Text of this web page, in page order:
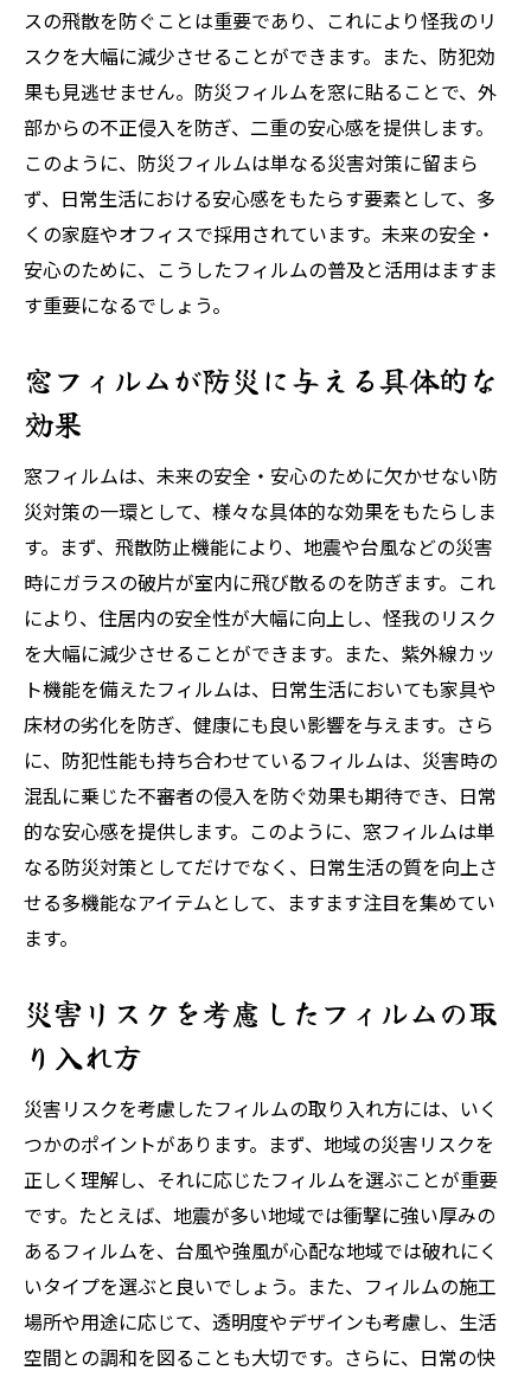
スの飛散を防ぐことは重要であり、これにより怪我のリ
スクを大幅に減少させることができます。また、防犯効
果も見逃せません。防災フィルムを窓に貼ることで、外
部からの不正侵入を防ぎ、二重の安心感を提供します。
このように、防災フィルムは単なる災害対策に留まら
ず、日常生活における安心感をもたらす要素として、多
くの家庭やオフィスで採用されています。未来の安全・
安心のために、こうしたフィルムの普及と活用はますま
す重要になるでしょう。
窓フィルムが防災に与える具体的な
効果
窓フィルムは、未来の安全・安心のために欠かせない防
災対策の一環として、様々な具体的な効果をもたらしま
す。まず、飛散防止機能により、地震や台風などの災害
時にガラスの破片が室内に飛び散るのを防ぎます。これ
により、住居内の安全性が大幅に向上し、怪我のリスク
を大幅に減少させることができます。また、紫外線カッ
ト機能を備えたフィルムは、日常生活においても家具や
床材の劣化を防ぎ、健康にも良い影響を与えます。さら
に、防犯性能も持ち合わせているフィルムは、災害時の
混乱に乗じた不審者の侵入を防ぐ効果も期待でき、日常
的な安心感を提供します。このように、窓フィルムは単
なる防災対策としてだけでなく、日常生活の質を向上さ
せる多機能なアイテムとして、ますます注目を集めてい
ます。
災害リスクを考慮したフィルムの取
り入れ方
災害リスクを考慮したフィルムの取り入れ方には、いく
つかのポイントがあります。まず、地域の災害リスクを
正しく理解し、それに応じたフィルムを選ぶことが重要
です。たとえば、地震が多い地域では衝撃に強い厚みの
あるフィルムを、台風や強風が心配な地域では破れにく
いタイプを選ぶと良いでしょう。また、フィルムの施工
場所や用途に応じて、透明度やデザインも考慮し、生活
空間との調和を図ることも大切です。さらに、日常の快